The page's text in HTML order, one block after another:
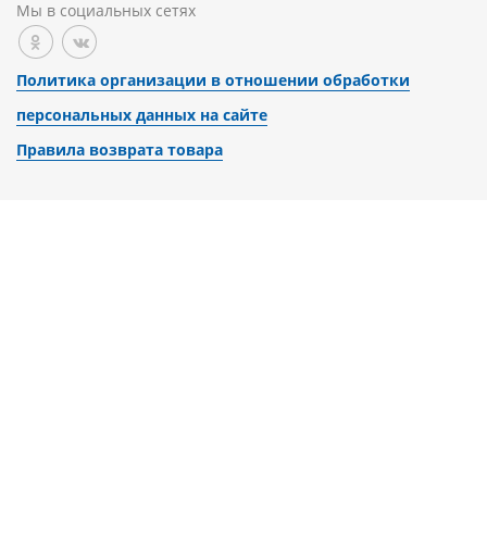
Мы в социальных сетях
Политика организации в отношении обработки
персональных данных на сайте
Правила возврата товара